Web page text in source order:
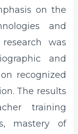
on the
and
was
and
recognized
The results
training
mastery of